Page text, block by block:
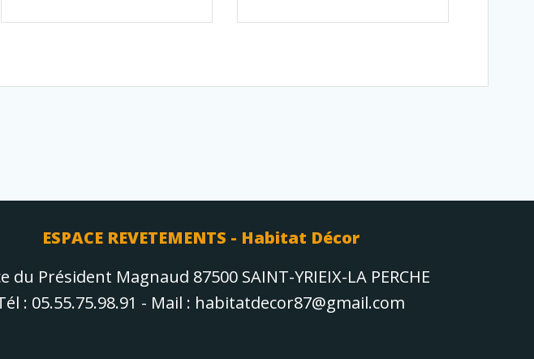
ESPACE REVETEMENTS - Habitat Décor
du Président Magnaud 87500 SAINT-YRIEIX-LA PERCHE
: 05.55.75.98.91 - Mail : habitatdecor87@gmail.com